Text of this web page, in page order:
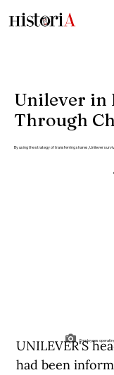
Unilever in
Through
By using the strategy of transferring shares, Unilever
Employees
UNILEVER'S
had been